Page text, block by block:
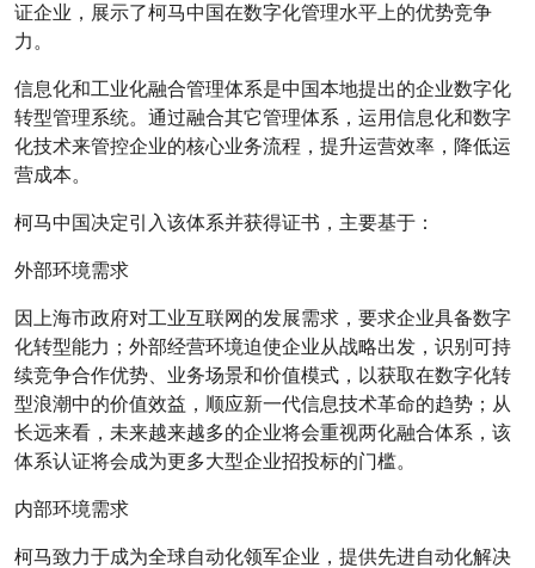
证企业，展示了柯马中国在数字化管理水平上的优势竞争
力。
信息化和工业化融合管理体系是中国本地提出的企业数字化
转型管理系统。通过融合其它管理体系，运用信息化和数字
化技术来管控企业的核心业务流程，提升运营效率，降低运
营成本。
柯马中国决定引入该体系并获得证书，主要基于：
外部环境需求
因上海市政府对工业互联网的发展需求，要求企业具备数字
化转型能力；外部经营环境迫使企业从战略出发，识别可持
续竞争合作优势、业务场景和价值模式，以获取在数字化转
型浪潮中的价值效益，顺应新一代信息技术革命的趋势；从
长远来看，未来越来越多的企业将会重视两化融合体系，该
体系认证将会成为更多大型企业招投标的门槛。
内部环境需求
柯马致力于成为全球自动化领军企业，提供先进自动化解决